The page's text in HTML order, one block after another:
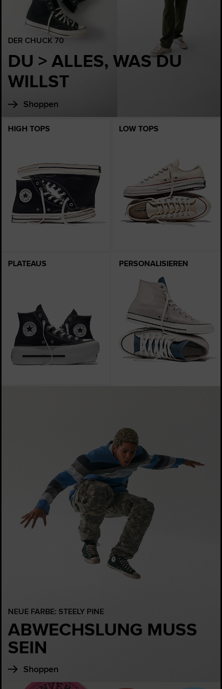
DER CHUCK 70
DU > ALLES, WAS DU
WILLST
Shoppen
HIGH TOPS LOW TOPS
PLATEAUS PERSONALISIEREN
NEUE FARBE: STEELY PINE
ABWECHSLUNG MUSS
SEIN
Shoppen